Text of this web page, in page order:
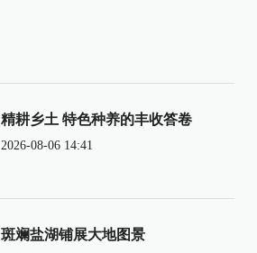
精耕乡土 特色种养的丰收答卷
2026-08-06 14:41
斑斓盐湖铺展大地图景